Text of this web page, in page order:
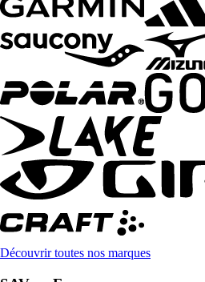
Découvrir toutes nos marques